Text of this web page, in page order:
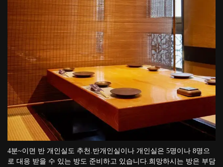
4분~이면 반 개인실도 추천.반개인실이나 개인실은 5명이나 8명으
로 대응 받을 수 있는 방도 준비하고 있습니다.희망하시는 방은 부담